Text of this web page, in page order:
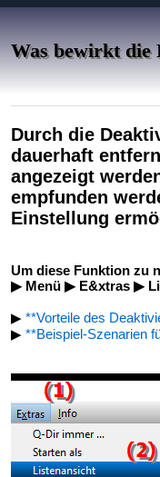
Was bewirkt die
Durch die
dauerhaft
angezeigt
empfunden
Einstellung
Um diese Funktion zu
▶ Menü ▶ E&xtras ▶
▶ **Vorteile des
▶ **Beispiel-Szenarien